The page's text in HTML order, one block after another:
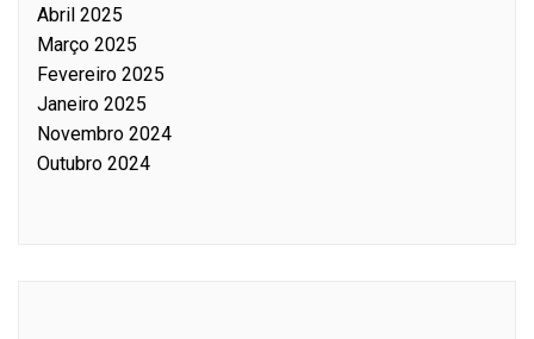
Abril 2025
Março 2025
Fevereiro 2025
Janeiro 2025
Novembro 2024
Outubro 2024